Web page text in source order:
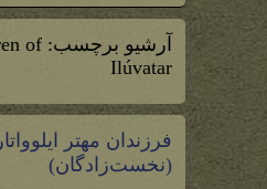
آرشیو برچسب: of
Ilúvatar
فرزندان مهتر ایلوواتار
(نخست‌‌‌زادگان)